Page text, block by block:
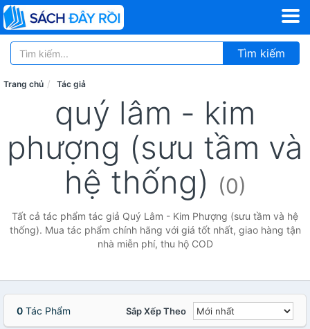
Tìm kiếm
Trang chủ Tác giả
quý lâm - kim
phượng (sưu tầm và
hệ thống) (0)
Tất cả tác phẩm tác giả Quý Lâm - Kim Phượng (sưu tầm và hệ
thống). Mua tác phẩm chính hãng với giá tốt nhất, giao hàng tận
nhà miễn phí, thu hộ COD
0 Tác Phẩm Sắp Xếp Theo